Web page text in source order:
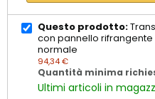
Questo prodotto:
con pannello
normale
94,34 €
Quantità minima
Ultimi articoli in